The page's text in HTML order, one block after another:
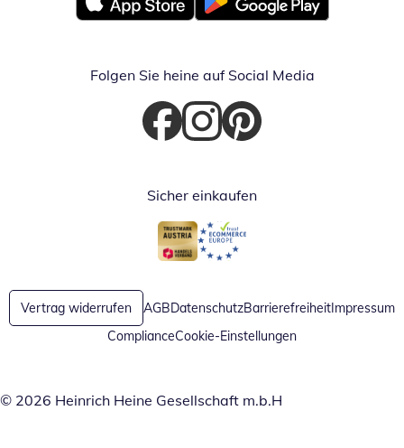
Öffnet in neuem FensterÖffnet in neuem Fenster
Folgen Sie heine auf Social Media
Öffnet in neuem Fenster
Öffnet in neuem Fenster
Öffnet in neuem Fenster
Sicher einkaufen
Öffnet in neuem Fenster
Öffnet in neuem Fenster
Vertrag widerrufen AGBDatenschutzBarrierefreiheitImpressum
ComplianceCookie-Einstellungen
© 2026 Heinrich Heine Gesellschaft m.b.H